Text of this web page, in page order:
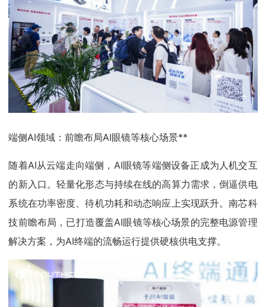
端侧AI领域：前瞻布局AI眼镜等核心场景**
随着AI从云端走向端侧，AI眼镜等端侧设备正成为人机交互
的新入口。轻量化形态与持续在线的高算力需求，倒逼供电
系统在功率密度、待机功耗和动态响应上实现跃升。南芯科
技前瞻布局，已打造覆盖AI眼镜等核心场景的完整电源管理
解决方案，为AI终端的流畅运行提供硬核供电支撑。